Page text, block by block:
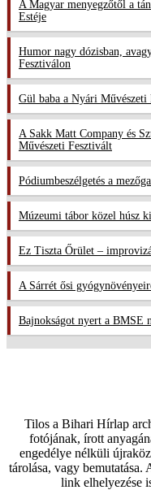
A Magyar menyegzőtől a
Estéje
Humor nagy dózisban,
Fesztiválon
Gül baba a Nyári Művészeti
A Sakk Matt Company és
Művészeti Fesztivált
Pódiumbeszélgetés a
Múzeumi tábor közel húsz
Ez Tiszta Őrület –
A Sárrét ősi
Bajnokságot nyert a BMSE
Tilos a Bihari Hírlap
fotójának, írott
engedélye nélküli
tárolása, vagy bemutatása.
link elhelyezése